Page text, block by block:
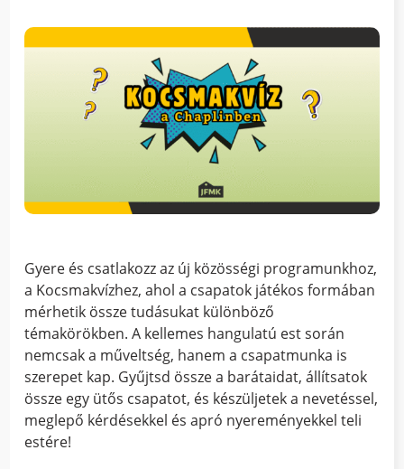
Gyere és csatlakozz az új közösségi programunkhoz,
a Kocsmakvízhez, ahol a csapatok játékos formában
mérhetik össze tudásukat különböző
témakörökben. A kellemes hangulatú est során
nemcsak a műveltség, hanem a csapatmunka is
szerepet kap. Gyűjtsd össze a barátaidat, állítsatok
össze egy ütős csapatot, és készüljetek a nevetéssel,
meglepő kérdésekkel és apró nyereményekkel teli
estére!